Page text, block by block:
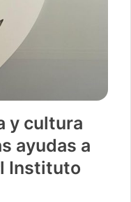
y cultura
ayudas a
Instituto